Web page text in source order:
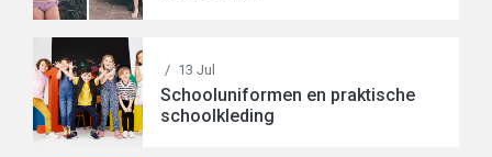
/ 13 Jul
Schooluniformen en praktische
schoolkleding